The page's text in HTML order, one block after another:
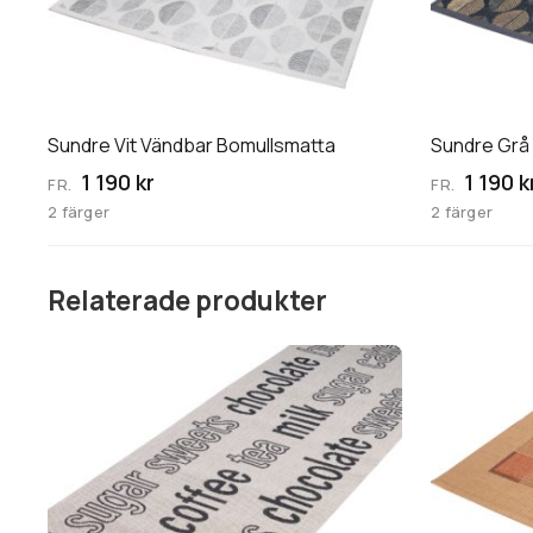
Sundre Vit Vändbar Bomullsmatta
FR. 1 190 kr
2 färger
varianter.
kan
väljas
på
Sundre
FR. 1 190
2 färger
varianter.
kan
väljas
på
Relaterade produkter
produkten
flera
varianter.